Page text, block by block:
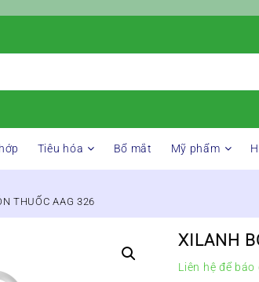
Tiêu hóa Bổ mắt Mỹ phẩm
THUỐC AAG 326
XILANH
Liên hệ để báo